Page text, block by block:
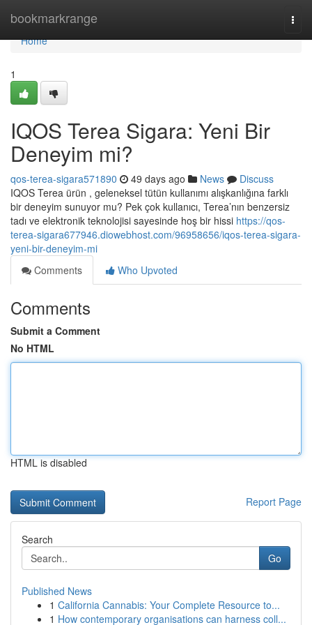
bookmarkrange
Home
Home
1
IQOS Terea Sigara: Yeni Bir
Deneyim mi?
qos-terea-sigara571890 49 days ago News
Discuss
IQOS Terea ürün , geleneksel tütün kullanımı alışkanlığına farklı
bir deneyim sunuyor mu? Pek çok kullanıcı, Terea’nın benzersiz
tadı ve elektronik teknolojisi sayesinde hoş bir hissi https://qos-
terea-sigara677946.diowebhost.com/96958656/iqos-terea-sigara-
yeni-bir-deneyim-mi
Comments
Who Upvoted
Comments
Submit a Comment
No HTML
HTML is disabled
Report Page
Search
Go
Published News
1 California Cannabis: Your Complete Resource to...
1 How contemporary organisations can harness coll...